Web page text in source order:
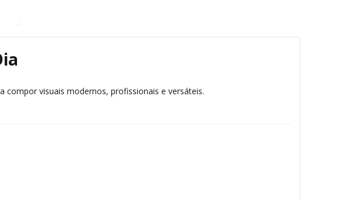
compor visuais modernos, profissionais e versáteis.